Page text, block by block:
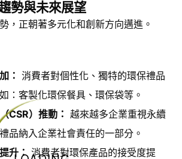
勢與未來展望
，正朝著多元化和創新方向邁進。
： 消費者對個性化、獨特的環保禮品
：客製化環保餐具、環保袋等。
CSR）推動： 越來越多企業重視永續
品納入企業社會責任的一部分。
升： 消費者對環保產品的接受度提